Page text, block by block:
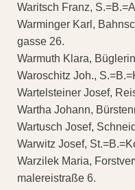
Waritsch Franz,
Warminger Karl,
gasse 26.
Warmuth Klara,
Waroschitz Joh.,
Wartelsteiner Josef,
Wartha Johann,
Wartusch Josef,
Warwitz Josef,
Warzilek Maria,
malereistraße 6.